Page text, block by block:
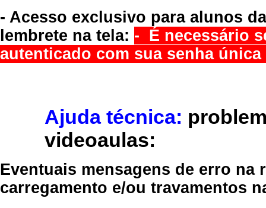
- Acesso exclusivo para alunos
lembrete na tela: - É necessário
autenticado com sua senha
Ajuda técnica:
videoaulas:
Eventuais mensagens de erro
carregamento e/ou travamentos